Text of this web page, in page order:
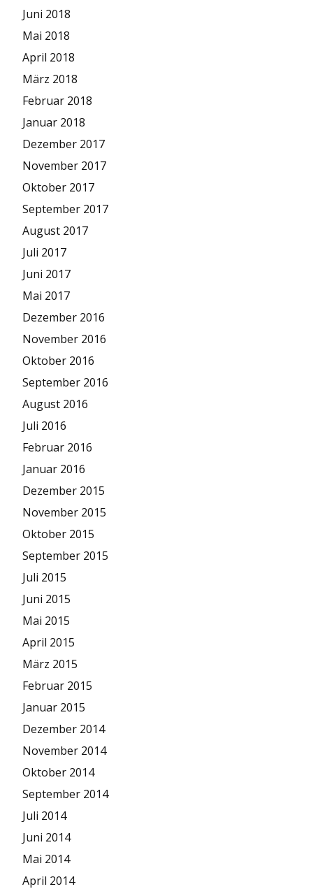
Juni 2018
Mai 2018
April 2018
März 2018
Februar 2018
Januar 2018
Dezember 2017
November 2017
Oktober 2017
September 2017
August 2017
Juli 2017
Juni 2017
Mai 2017
Dezember 2016
November 2016
Oktober 2016
September 2016
August 2016
Juli 2016
Februar 2016
Januar 2016
Dezember 2015
November 2015
Oktober 2015
September 2015
Juli 2015
Juni 2015
Mai 2015
April 2015
März 2015
Februar 2015
Januar 2015
Dezember 2014
November 2014
Oktober 2014
September 2014
Juli 2014
Juni 2014
Mai 2014
April 2014